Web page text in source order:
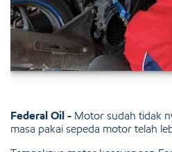
Federal Oil - Motor sudah tidak
masa pakai sepeda motor telah